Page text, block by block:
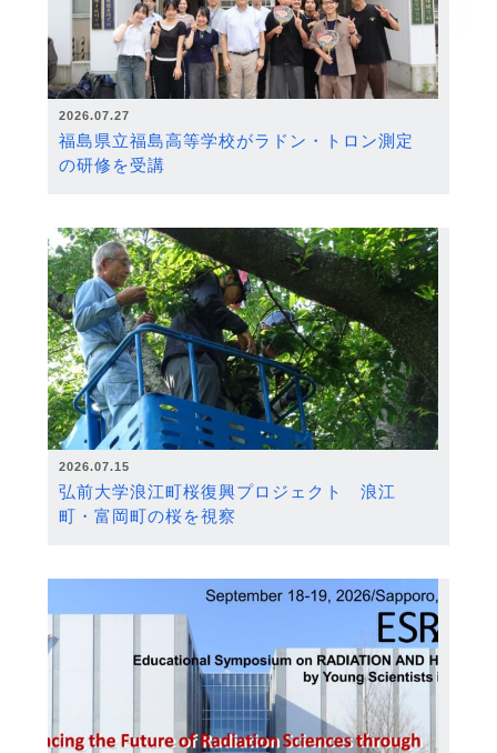
2026.07.27
福島県立福島高等学校がラドン・トロン測定
の研修を受講
2026.07.15
弘前大学浪江町桜復興プロジェクト 浪江
町・富岡町の桜を視察